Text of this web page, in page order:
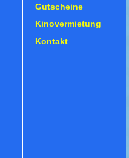
Gutscheine
Kinovermietung
Kontakt